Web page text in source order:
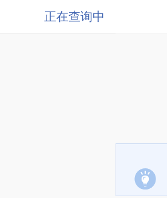
正在查询中